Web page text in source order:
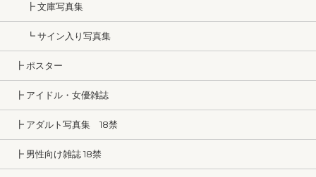
┣ 文庫写真集
┗ サイン入り写真集
┣ ポスター
┣ アイドル・女優雑誌
┣ アダルト写真集 18禁
┣ 男性向け雑誌 18禁